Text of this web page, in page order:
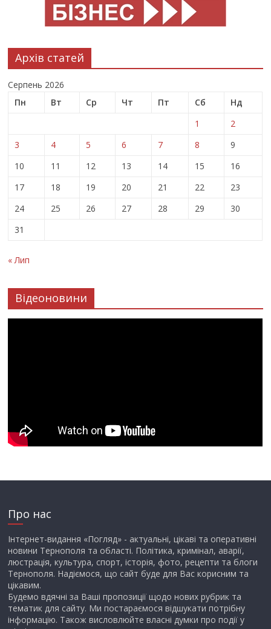
Архів статей
Серпень 2026
Пн
Вт Ср Чт Пт Сб
Нд
1
2
3
4 5 6 7 8
9
10
11 12 13 14 15
16
17
18 19 20 21 22
23
24
25 26 27 28 29
30
31
« Лип
Відеоновини
Про нас
Інтернет-видання «Погляд» - актуальні, цікаві та оперативні
новини Тернополя та області. Політика, кримінал, аварії,
люстрація, культура, спорт, історія, фото, рецепти та блоги
Тернополя. Надіємося, що сайт буде для Вас корисним та
цікавим.
Будемо вдячні за Ваші пропозиції щодо нових рубрик та
тематик для сайту. Ми постараємося відшукати потрібну
інформацію. Також висловлюйте власні думки про події у